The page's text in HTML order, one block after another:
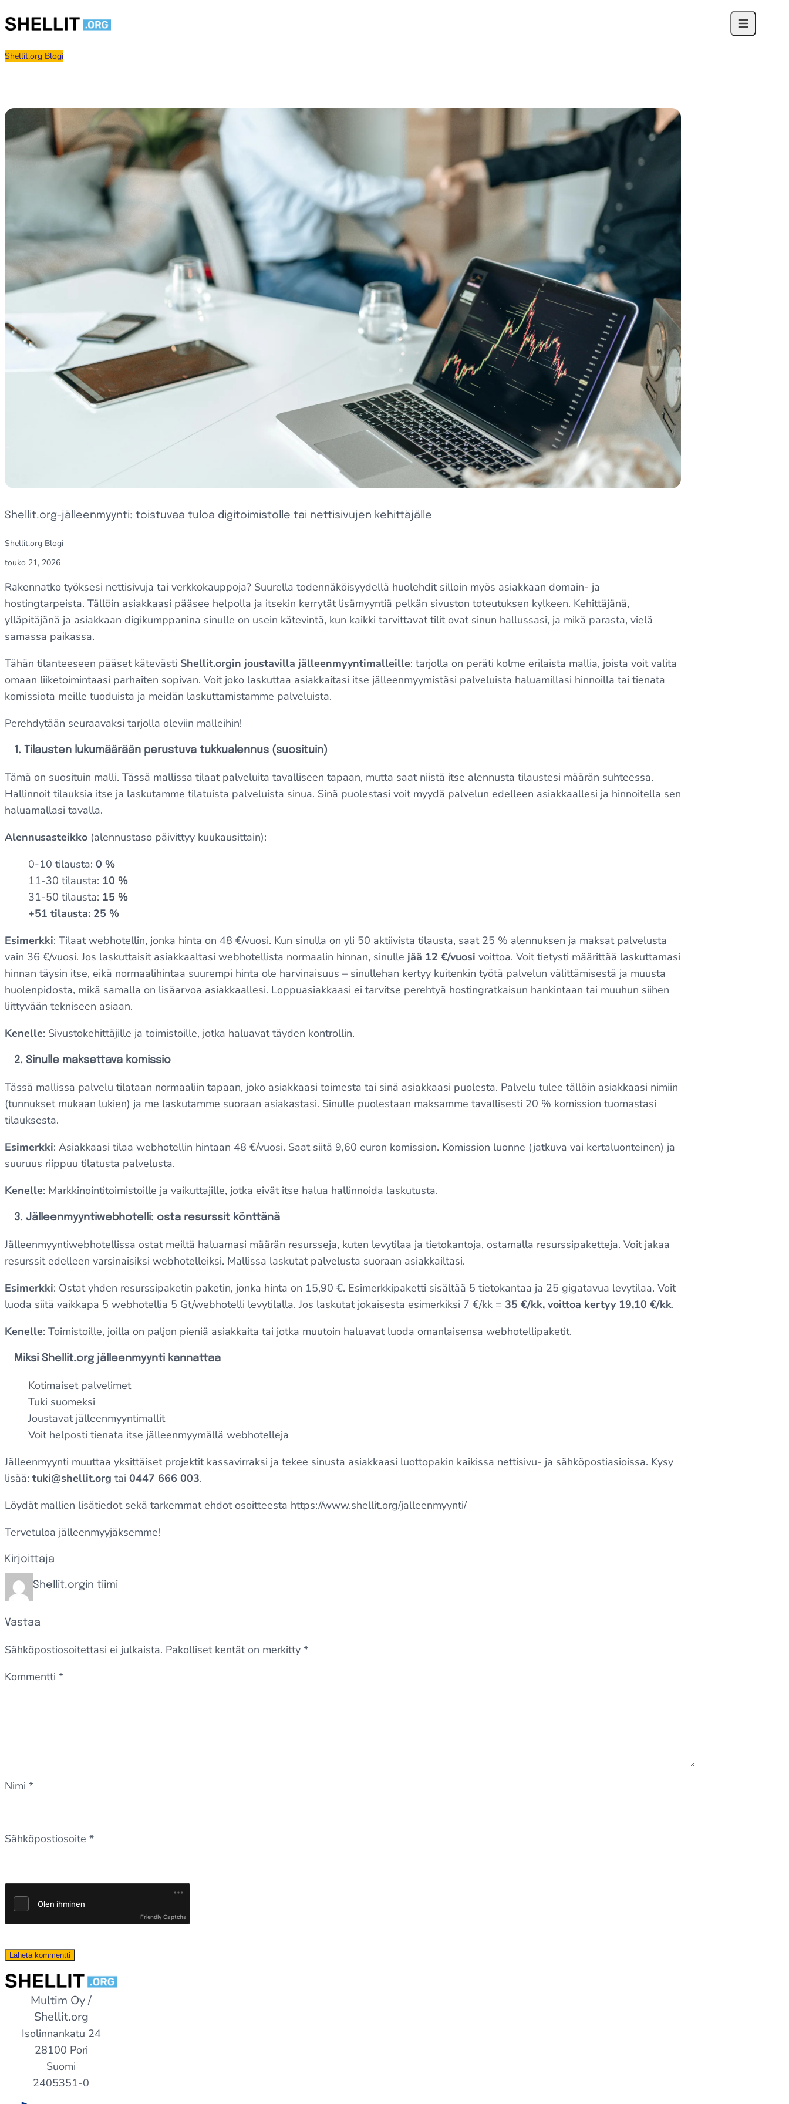
Avaa
Shellit.org Blogi
Shellit.org-jälleenmyynti: toistuvaa tuloa digitoimistolle tai nettisivujen kehittäjälle
Shellit.org Blogi
touko 21, 2026
Rakennatko työksesi nettisivuja tai verkkokauppoja? Suurella todennäköisyydellä huolehdit silloin myös asiakkaan domain- ja
hostingtarpeista. Tällöin asiakkaasi pääsee helpolla ja itsekin kerrytät lisämyyntiä pelkän sivuston toteutuksen kylkeen. Kehittäjänä,
ylläpitäjänä ja asiakkaan digikumppanina sinulle on usein kätevintä, kun kaikki tarvittavat tilit ovat sinun hallussasi, ja mikä parasta, vielä
samassa paikassa.
Tähän tilanteeseen pääset kätevästi Shellit.orgin joustavilla jälleenmyyntimalleille: tarjolla on peräti kolme erilaista mallia, joista voit valita
omaan liiketoimintaasi parhaiten sopivan. Voit joko laskuttaa asiakkaitasi itse jälleenmyymistäsi palveluista haluamillasi hinnoilla tai tienata
komissiota meille tuoduista ja meidän laskuttamistamme palveluista.
Perehdytään seuraavaksi tarjolla oleviin malleihin!
1. Tilausten lukumäärään perustuva tukkualennus (suosituin)
Tämä on suosituin malli. Tässä mallissa tilaat palveluita tavalliseen tapaan, mutta saat niistä itse alennusta tilaustesi määrän suhteessa.
Hallinnoit tilauksia itse ja laskutamme tilatuista palveluista sinua. Sinä puolestasi voit myydä palvelun edelleen asiakkaallesi ja hinnoitella sen
haluamallasi tavalla.
Alennusasteikko (alennustaso päivittyy kuukausittain):
0-10 tilausta: 0 %
11-30 tilausta: 10 %
31-50 tilausta: 15 %
+51 tilausta: 25 %
Esimerkki: Tilaat webhotellin, jonka hinta on 48 €/vuosi. Kun sinulla on yli 50 aktiivista tilausta, saat 25 % alennuksen ja maksat palvelusta
vain 36 €/vuosi. Jos laskuttaisit asiakkaaltasi webhotellista normaalin hinnan, sinulle jää 12 €/vuosi voittoa. Voit tietysti määrittää laskuttamasi
hinnan täysin itse, eikä normaalihintaa suurempi hinta ole harvinaisuus – sinullehan kertyy kuitenkin työtä palvelun välittämisestä ja muusta
huolenpidosta, mikä samalla on lisäarvoa asiakkaallesi. Loppuasiakkaasi ei tarvitse perehtyä hostingratkaisun hankintaan tai muuhun siihen
liittyvään tekniseen asiaan.
Kenelle: Sivustokehittäjille ja toimistoille, jotka haluavat täyden kontrollin.
2. Sinulle maksettava komissio
Tässä mallissa palvelu tilataan normaaliin tapaan, joko asiakkaasi toimesta tai sinä asiakkaasi puolesta. Palvelu tulee tällöin asiakkaasi nimiin
(tunnukset mukaan lukien) ja me laskutamme suoraan asiakastasi. Sinulle puolestaan maksamme tavallisesti 20 % komission tuomastasi
tilauksesta.
Esimerkki: Asiakkaasi tilaa webhotellin hintaan 48 €/vuosi. Saat siitä 9,60 euron komission. Komission luonne (jatkuva vai kertaluonteinen) ja
suuruus riippuu tilatusta palvelusta.
Kenelle: Markkinointitoimistoille ja vaikuttajille, jotka eivät itse halua hallinnoida laskutusta.
3. Jäl­leen­myyn­tiweb­ho­tel­li: osta resurssit könttänä
Jälleenmyyntiwebhotellissa ostat meiltä haluamasi määrän resursseja, kuten levytilaa ja tietokantoja, ostamalla resurssipaketteja. Voit jakaa
resurssit edelleen varsinaisiksi webhotelleiksi. Mallissa laskutat palvelusta suoraan asiakkailtasi.
Esimerkki: Ostat yhden resurssipaketin paketin, jonka hinta on 15,90 €. Esimerkkipaketti sisältää 5 tietokantaa ja 25 gigatavua levytilaa. Voit
luoda siitä vaikkapa 5 webhotellia 5 Gt/webhotelli levytilalla. Jos laskutat jokaisesta esimerkiksi 7 €/kk = 35 €/kk, voittoa kertyy 19,10 €/kk.
Kenelle: Toimistoille, joilla on paljon pieniä asiakkaita tai jotka muutoin haluavat luoda omanlaisensa webhotellipaketit.
Miksi Shellit.org jälleenmyynti kannattaa
Kotimaiset palvelimet
Tuki suomeksi
Joustavat jälleenmyyntimallit
Voit helposti tienata itse jälleenmyymällä webhotelleja
Jälleenmyynti muuttaa yksittäiset projektit kassavirraksi ja tekee sinusta asiakkaasi luottopakin kaikissa nettisivu- ja sähköpostiasioissa. Kysy
lisää: tuki@shellit.org tai 0447 666 003.
Löydät mallien lisätiedot sekä tarkemmat ehdot osoitteesta https://www.shellit.org/jalleenmyynti/
Tervetuloa jälleenmyyjäksemme!
Kirjoittaja
Shellit.orgin tiimi
Vastaa
Sähköpostiosoitettasi ei julkaista. Pakolliset kentät on merkitty *
Kommentti *
Nimi *
Sähköpostiosoite *
Friendly Captcha
Multim Oy /
Shellit.org
Isolinnankatu 24
28100 Pori
Suomi
2405351-0